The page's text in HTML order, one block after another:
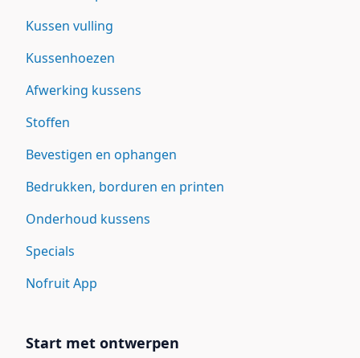
Kussen vulling
Kussenhoezen
Afwerking kussens
Stoffen
Bevestigen en ophangen
Bedrukken, borduren en printen
Onderhoud kussens
Specials
Nofruit App
Start met ontwerpen